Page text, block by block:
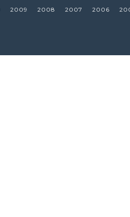
2009 2008 2007 2006